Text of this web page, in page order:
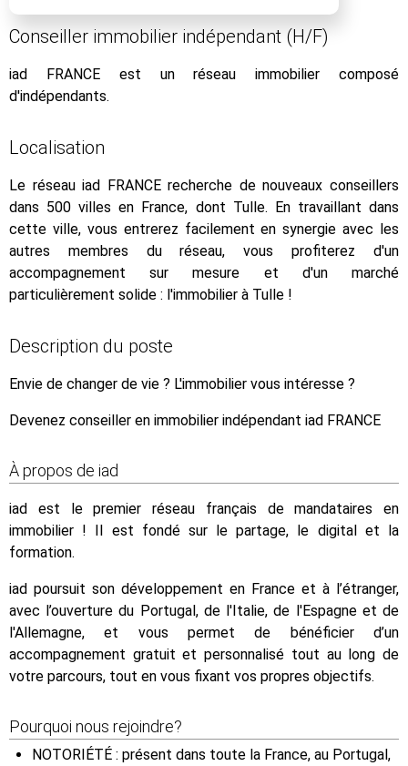
Conseiller immobilier indépendant (H/F)
iad FRANCE est un réseau immobilier composé
d'indépendants.
Localisation
Le réseau iad FRANCE recherche de nouveaux conseillers
dans 500 villes en France, dont Tulle. En travaillant dans
cette ville, vous entrerez facilement en synergie avec les
autres membres du réseau, vous profiterez d'un
accompagnement sur mesure et d'un marché
particulièrement solide : l'immobilier à Tulle !
Description du poste
Envie de changer de vie ? L'immobilier vous intéresse ?
Devenez conseiller en immobilier indépendant iad FRANCE
À propos de iad
iad est le premier réseau français de mandataires en
immobilier ! Il est fondé sur le partage, le digital et la
formation.
iad poursuit son développement en France et à l’étranger,
avec l’ouverture du Portugal, de l'Italie, de l'Espagne et de
l'Allemagne, et vous permet de bénéficier d’un
accompagnement gratuit et personnalisé tout au long de
votre parcours, tout en vous fixant vos propres objectifs.
Pourquoi nous rejoindre?
NOTORIÉTÉ : présent dans toute la France, au Portugal,